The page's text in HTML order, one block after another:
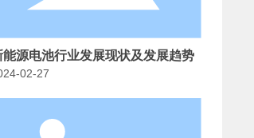
能源电池行业发展现状及发展趋势
02-27